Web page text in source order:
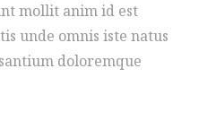
mollit anim id est
unde omnis iste natus
doloremque